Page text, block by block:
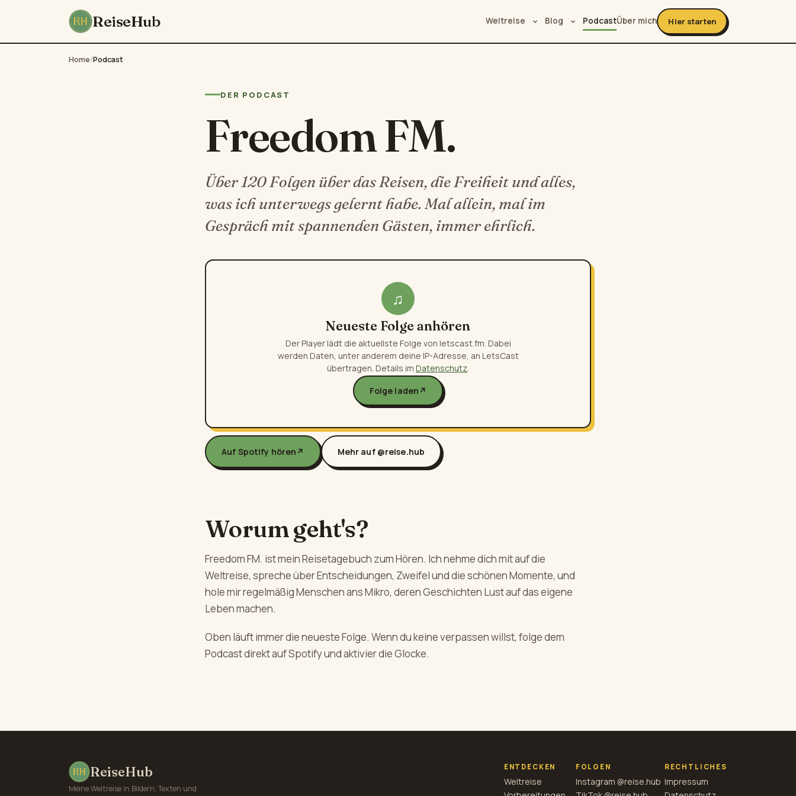
ReiseHub Weltreise Blog PodcastÜber mich Hier starten
Home/Podcast
DER PODCAST
Freedom FM.
Über 120 Folgen über das Reisen, die Freiheit und alles,
was ich unterwegs gelernt habe. Mal allein, mal im
Gespräch mit spannenden Gästen, immer ehrlich.
♫
Neueste Folge anhören
Der Player lädt die aktuellste Folge von letscast.fm. Dabei
werden Daten, unter anderem deine IP-Adresse, an LetsCast
übertragen. Details im Datenschutz
Folge laden ↗
Auf Spotify hören ↗ Mehr auf @reise.hub
Worum geht's?
Freedom FM. ist mein Reisetagebuch zum Hören. Ich nehme dich mit auf die
Weltreise, spreche über Entscheidungen, Zweifel und die schönen Momente, und
hole mir regelmäßig Menschen ans Mikro, deren Geschichten Lust auf das eigene
Leben machen.
Oben läuft immer die neueste Folge. Wenn du keine verpassen willst, folge dem
Podcast direkt auf Spotify und aktivier die Glocke.
ReiseHub
Meine Weltreise in Bildern, Texten und
ENTDECKEN
Weltreise
FOLGEN
Instagram @reise.hub
RECHTLICHES
Impressum